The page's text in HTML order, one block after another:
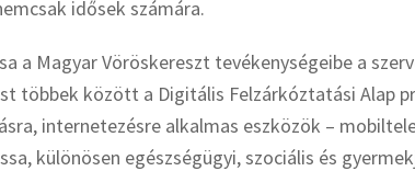
idősek számára.
a Magyar Vöröskereszt tevékenységeibe a
többek között a Digitális Felzárkóztatási Alap
internetezésre alkalmas eszközök –
különösen egészségügyi, szociális és